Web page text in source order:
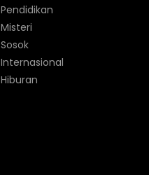
Pendidikan
Misteri
Sosok
Internasional
Hiburan